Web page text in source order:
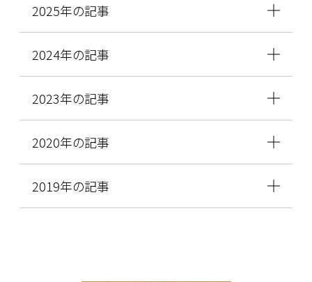
2025年の記事
2024年の記事
2023年の記事
2020年の記事
2019年の記事